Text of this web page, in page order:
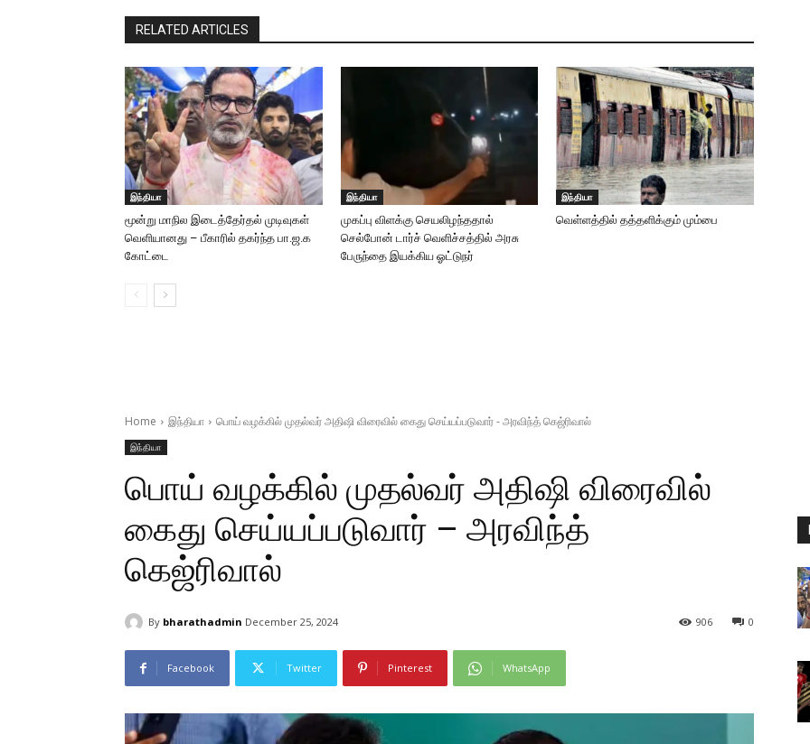
RELATED ARTICLES
இந்தியா
மூன்று மாநில இடைத்தேர்தல் முடிவுகள்
வெளியானது – பீகாரில் தகர்ந்த பா.ஜ.க
கோட்டை
இந்தியா
முகப்பு விளக்கு செயலிழந்ததால்
செல்போன் டார்ச் வெளிச்சத்தில் அரசு
பேருந்தை இயக்கிய ஓட்டுநர்
இந்தியா
வெள்ளத்தில் தத்தளிக்கும் மும்பை